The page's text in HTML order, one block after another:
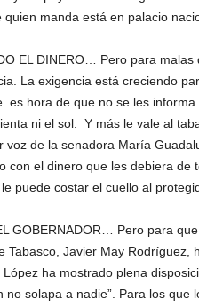
quien manda está en palacio
EL DINERO… Pero para
La exigencia está creciendo
es hora de que no se les
ni el sol. Y más le vale al
voz de la senadora María
con el dinero que les debiera
puede costar el cuello al
GOBERNADOR… Pero para
Tabasco, Javier May
López ha mostrado plena
no solapa a nadie”. Para los